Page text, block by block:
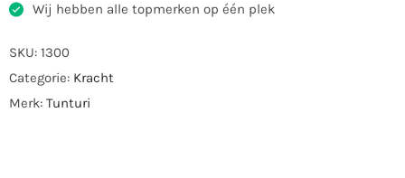
Wij hebben alle topmerken op één plek
SKU: 1300
Categorie: Kracht
Merk: Tunturi